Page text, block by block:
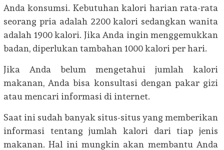
Anda konsumsi. Kebutuhan kalori harian rata-rata
seorang pria adalah 2200 kalori sedangkan wanita
adalah 1900 kalori. Jika Anda ingin menggemukkan
badan, diperlukan tambahan 1000 kalori per hari.
Jika Anda belum mengetahui jumlah kalori
makanan, Anda bisa konsultasi dengan pakar gizi
atau mencari informasi di internet.
Saat ini sudah banyak situs-situs yang memberikan
informasi tentang jumlah kalori dari tiap jenis
makanan. Hal ini mungkin akan membantu Anda